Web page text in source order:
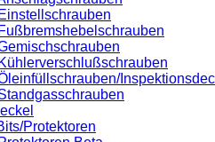
Protektoren